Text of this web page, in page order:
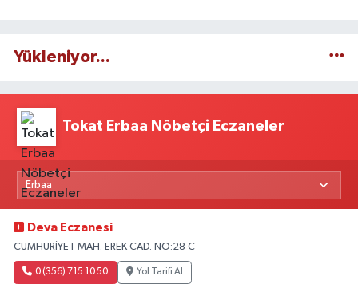
Yükleniyor...
Tokat Erbaa Nöbetçi Eczaneler
Deva Eczanesi
CUMHURİYET MAH. EREK CAD. NO:28 C
0 (356) 715 10 50 Yol Tarifi Al